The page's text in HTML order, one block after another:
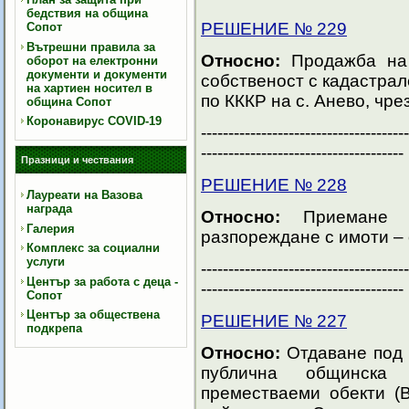
бедствия на община
Сопот
Вътрешни правила за
оборот на електронни
документи и документи
на хартиен носител в
община Сопот
Коронавирус COVID-19
Празници и чествания
Лауреати на Вазова
награда
Галерия
Комплекс за социални
услуги
Център за работа с деца -
Сопот
Център за обществена
подкрепа
РЕШЕНИЕ № 229
Относно: Продажба
собственост с
по КККР на с. Анево,
-------------------------------------
РЕШЕНИЕ № 228
Относно: Приемане
разпореждане с имоти –
-------------------------------------
РЕШЕНИЕ № 227
Относно: Отдаване под
публична
преместваеми обекти